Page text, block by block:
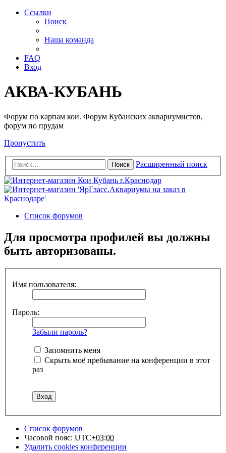
Ссылки
Поиск
Наша команда
FAQ
Вход
АКВА-КУБАНЬ
Форум по карпам кои. Форум Кубанских аквариумистов,
форум по прудам
Пропустить
Поиск Расширенный поиск
Список форумов
Для просмотра профилей вы должны
быть авторизованы.
Имя пользователя:
Пароль:
Забыли пароль?
Запомнить меня
Скрыть моё пребывание на конференции в этот
раз
Список форумов
Часовой пояс: UTC+03:00
Удалить cookies конференции